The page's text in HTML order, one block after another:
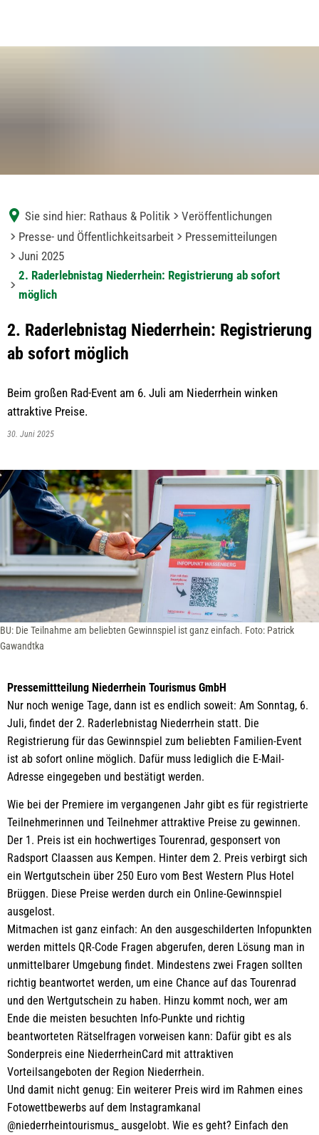
Sie sind hier: Rathaus & Politik
Veröffentlichungen
Presse- und Öffentlichkeitsarbeit
Pressemitteilungen
Juni 2025
2. Raderlebnistag Niederrhein: Registrierung ab sofort
möglich
2. Raderlebnistag Niederrhein: Registrierung
ab sofort möglich
Beim großen Rad-Event am 6. Juli am Niederrhein winken
attraktive Preise.
30. Juni 2025
BU: Die Teilnahme am beliebten Gewinnspiel ist ganz einfach. Foto: Patrick
Gawandtka
Pressemittteilung Niederrhein Tourismus GmbH
Nur noch wenige Tage, dann ist es endlich soweit: Am Sonntag, 6.
Juli, findet der 2. Raderlebnistag Niederrhein statt. Die
Registrierung für das Gewinnspiel zum beliebten Familien-Event
ist ab sofort online möglich. Dafür muss lediglich die E-Mail-
Adresse eingegeben und bestätigt werden.
Wie bei der Premiere im vergangenen Jahr gibt es für registrierte
Teilnehmerinnen und Teilnehmer attraktive Preise zu gewinnen.
Der 1. Preis ist ein hochwertiges Tourenrad, gesponsert von
Radsport Claassen aus Kempen. Hinter dem 2. Preis verbirgt sich
ein Wertgutschein über 250 Euro vom Best Western Plus Hotel
Brüggen. Diese Preise werden durch ein Online-Gewinnspiel
ausgelost.
Mitmachen ist ganz einfach: An den ausgeschilderten Infopunkten
werden mittels QR-Code Fragen abgerufen, deren Lösung man in
unmittelbarer Umgebung findet. Mindestens zwei Fragen sollten
richtig beantwortet werden, um eine Chance auf das Tourenrad
und den Wertgutschein zu haben. Hinzu kommt noch, wer am
Ende die meisten besuchten Info-Punkte und richtig
beantworteten Rätselfragen vorweisen kann: Dafür gibt es als
Sonderpreis eine NiederrheinCard mit attraktiven
Vorteilsangeboten der Region Niederrhein.
Und damit nicht genug: Ein weiterer Preis wird im Rahmen eines
Fotowettbewerbs auf dem Instagramkanal
@niederrheintourismus_ ausgelobt. Wie es geht? Einfach den